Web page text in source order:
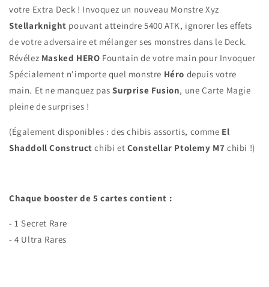
votre Extra Deck ! Invoquez un nouveau Monstre Xyz
Stellarknight pouvant atteindre 5400 ATK, ignorer les effets
de votre adversaire et mélanger ses monstres dans le Deck.
Révélez Masked HERO Fountain de votre main pour Invoquer
Spécialement n'importe quel monstre Héro depuis votre
main. Et ne manquez pasSurprise Fusion, une Carte Magie
pleine de surprises !
(Également disponibles : des chibis assortis, comme El
Shaddoll Construct chibi et Constellar Ptolemy M7 chibi !)
Chaque booster de 5 cartes contient :
- 1 Secret Rare
- 4 Ultra Rares